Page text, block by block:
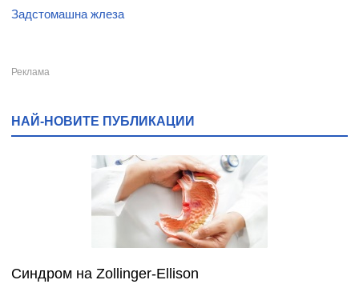
Задстомашна жлеза
НАЙ-НОВИТЕ ПУБЛИКАЦИИ
Синдром на Zollinger-Ellison